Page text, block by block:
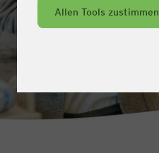
Allen Tools zustimmen